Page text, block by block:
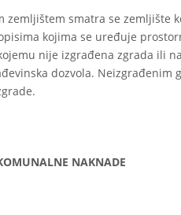
zemljištem smatra se zemljište
kojima se uređuje
nije izgrađena zgrada ili
dozvola. Neizgrađenim
NAKNADE